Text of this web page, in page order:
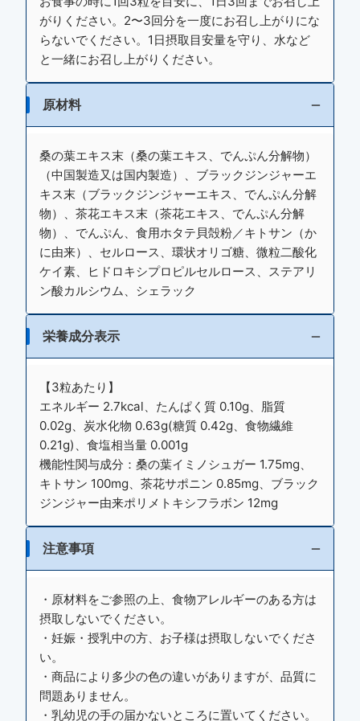
がりください。2〜3回分を一度にお召し上がりにな
らないでください。1日摂取目安量を守り、水など
と一緒にお召し上がりください。
原材料
桑の葉エキス末（桑の葉エキス、でんぷん分解物）
（中国製造又は国内製造）、ブラックジンジャーエ
キス末（ブラックジンジャーエキス、でんぷん分解
物）、茶花エキス末（茶花エキス、でんぷん分解
物）、でんぷん、食用ホタテ貝殻粉／キトサン（か
に由来）、セルロース、環状オリゴ糖、微粒二酸化
ケイ素、ヒドロキシプロピルセルロース、ステアリ
ン酸カルシウム、シェラック
栄養成分表示
【3粒あたり】
エネルギー 2.7kcal、たんぱく質 0.10g、脂質
0.02g、炭水化物 0.63g(糖質 0.42g、食物繊維
0.21g)、食塩相当量 0.001g
機能性関与成分：桑の葉イミノシュガー 1.75mg、
キトサン 100mg、茶花サポニン 0.85mg、ブラック
ジンジャー由来ポリメトキシフラボン 12mg
注意事項
・原材料をご参照の上、食物アレルギーのある方は
摂取しないでください。
・妊娠・授乳中の方、お子様は摂取しないでくださ
い。
・商品により多少の色の違いがありますが、品質に
問題ありません。
・乳幼児の手の届かないところに置いてください。